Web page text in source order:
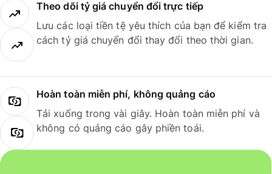
Theo dõi tỷ giá chuyển đổi trực tiếp
Lưu các loại tiền tệ yêu thích của bạn để kiểm tra
cách tỷ giá chuyển đổi thay đổi theo thời gian.
Hoàn toàn miễn phí, không quảng cáo
Tải xuống trong vài giây. Hoàn toàn miễn phí và
không có quảng cáo gây phiền toái.